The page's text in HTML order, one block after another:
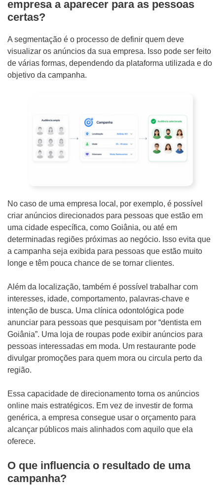
empresa a aparecer para as pessoas
certas?
A segmentação é o processo de definir quem deve
visualizar os anúncios da sua empresa. Isso pode ser feito
de várias formas, dependendo da plataforma utilizada e do
objetivo da campanha.
No caso de uma empresa local, por exemplo, é possível
criar anúncios direcionados para pessoas que estão em
uma cidade específica, como Goiânia, ou até em
determinadas regiões próximas ao negócio. Isso evita que
a campanha seja exibida para pessoas que estão muito
longe e têm pouca chance de se tornar clientes.
Além da localização, também é possível trabalhar com
interesses, idade, comportamento, palavras-chave e
intenção de busca. Uma clínica odontológica pode
anunciar para pessoas que pesquisam por “dentista em
Goiânia”. Uma loja de roupas pode exibir anúncios para
pessoas interessadas em moda. Um restaurante pode
divulgar promoções para quem mora ou circula perto da
região.
Essa capacidade de direcionamento torna os anúncios
online mais estratégicos. Em vez de investir de forma
genérica, a empresa consegue usar o orçamento para
alcançar públicos mais alinhados com aquilo que ela
oferece.
O que influencia o resultado de uma
campanha?